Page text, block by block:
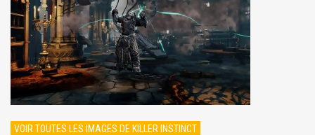
VOIR TOUTES LES IMAGES DE KILLER INSTINCT